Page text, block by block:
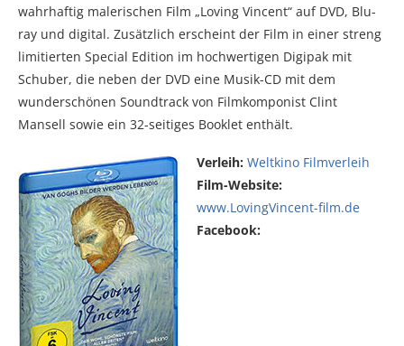
wahrhaftig malerischen Film „Loving Vincent“ auf DVD, Blu-
ray und digital. Zusätzlich erscheint der Film in einer streng
limitierten Special Edition im hochwertigen Digipak mit
Schuber, die neben der DVD eine Musik-CD mit dem
wunderschönen Soundtrack von Filmkomponist Clint
Mansell sowie ein 32-seitiges Booklet enthält.
Verleih: Weltkino Filmverleih
Film-Website:
www.LovingVincent-film.de
Facebook: